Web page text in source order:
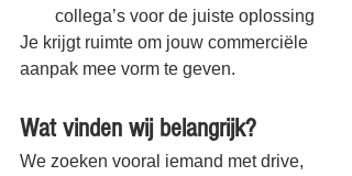
collega’s voor de juiste oplossing
Je krijgt ruimte om jouw commerciële
aanpak mee vorm te geven.
Wat vinden wij belangrijk?
We zoeken vooral iemand met drive,